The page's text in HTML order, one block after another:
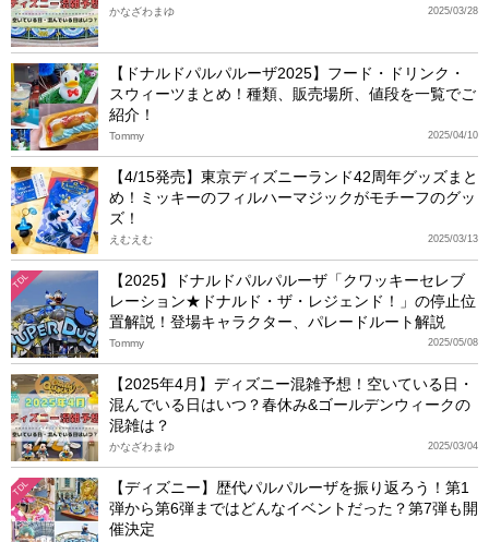
2025/03/28
かなざわまゆ
【ドナルドパルパルーザ2025】フード・ドリンク・
スウィーツまとめ！種類、販売場所、値段を一覧でご
紹介！
2025/04/10
Tommy
【4/15発売】東京ディズニーランド42周年グッズまと
め！ミッキーのフィルハーマジックがモチーフのグッ
ズ！
2025/03/13
えむえむ
TDL
【2025】ドナルドパルパルーザ「クワッキーセレブ
レーション★ドナルド・ザ・レジェンド！」の停止位
置解説！登場キャラクター、パレードルート解説
2025/05/08
Tommy
【2025年4月】ディズニー混雑予想！空いている日・
混んでいる日はいつ？春休み&ゴールデンウィークの
混雑は？
2025/03/04
かなざわまゆ
TDL
【ディズニー】歴代パルパルーザを振り返ろう！第1
弾から第6弾まではどんなイベントだった？第7弾も開
催決定